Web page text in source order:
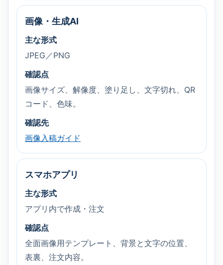
画像・生成AI
主な形式
JPEG／PNG
確認点
画像サイズ、解像度、塗り足し、文字切れ、QR
コード、色味。
確認先
画像入稿ガイド
スマホアプリ
主な形式
アプリ内で作成・注文
確認点
全面画像用テンプレート、背景と文字の位置、
表裏、注文内容。